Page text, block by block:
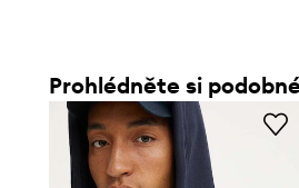
Prohlédněte si